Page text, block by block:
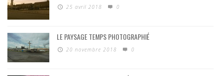
25 avril 2018 0
LE PAYSAGE TEMPS PHOTOGRAPHIÉ
20 novembre 2018 0